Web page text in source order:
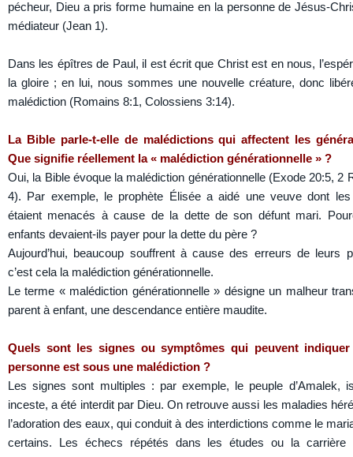
pécheur, Dieu a pris forme humaine en la personne de Jésus-
médiateur (Jean 1).
Dans les épîtres de Paul, il est écrit que Christ est en nous,
la gloire ; en lui, nous sommes une nouvelle créature, donc
malédiction (Romains 8:1, Colossiens 3:14).
La Bible parle-t-elle de malédictions qui affectent les
Que signifie réellement la « malédiction générationnelle » ?
Oui, la Bible évoque la malédiction générationnelle (Exode 20:5, 2
4). Par exemple, le prophète Élisée a aidé une veuve dont les
étaient menacés à cause de la dette de son défunt mari.
enfants devaient-ils payer pour la dette du père ?
Aujourd’hui, beaucoup souffrent à cause des erreurs de leurs
c’est cela la malédiction générationnelle.
Le terme « malédiction générationnelle » désigne un malheur
parent à enfant, une descendance entière maudite.
Quels sont les signes ou symptômes qui peuvent indiquer
personne est sous une malédiction ?
Les signes sont multiples : par exemple, le peuple d’Amalek,
inceste, a été interdit par Dieu. On retrouve aussi les maladies
l’adoration des eaux, qui conduit à des interdictions comme le
certains. Les échecs répétés dans les études ou la carrière